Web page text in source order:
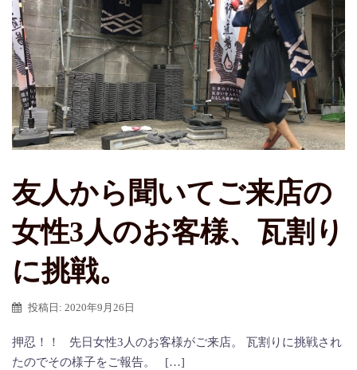
友人から聞いてご来店の
女性3人のお客様、瓦割り
に挑戦。
投稿日: 2020年9月26日
押忍！！ 先日女性3人のお客様がご来店。 瓦割りに挑戦され
たのでその様子をご報告。 […]